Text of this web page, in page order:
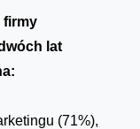
firmy
lat
(71%),